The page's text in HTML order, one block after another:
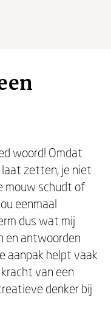
woord! Omdat
zetten, je niet
mouw schudt of
eenmaal
dus wat mij
en antwoorden
aanpak helpt vaak
van een
denker bij